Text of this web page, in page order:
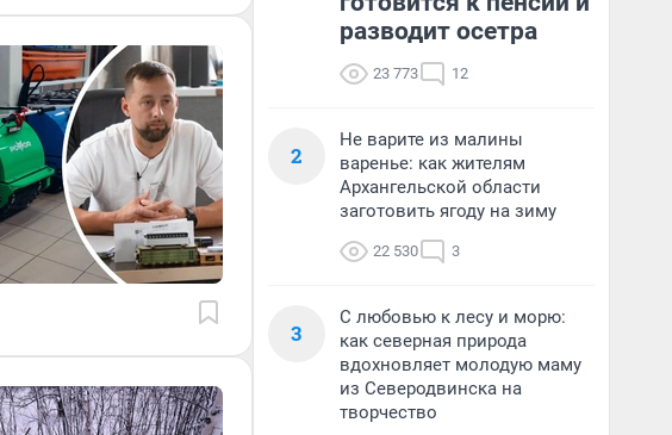
разводит осетра
23 773 12
2
Не варите из малины
варенье: как жителям
Архангельской области
заготовить ягоду на зиму
22 530 3
3
С любовью к лесу и морю:
как северная природа
вдохновляет молодую маму
из Северодвинска на
творчество